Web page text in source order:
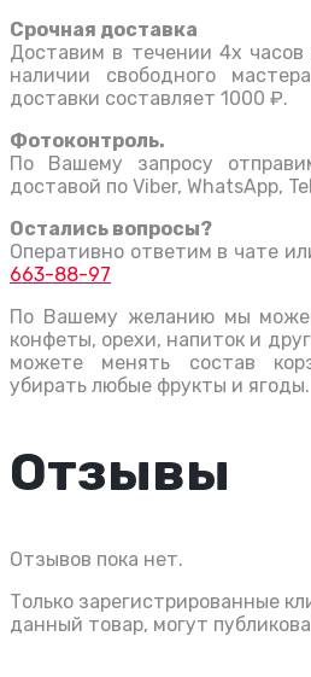
Срочная доставка
Доставим в течении 4х
наличии свободного
доставки составляет 1000 ₽.
Фотоконтроль.
По Вашему запросу
доставой по Viber, WhatsApp,
Остались вопросы?
Оперативно ответим в чате
663-88-97
По Вашему желанию мы
конфеты, орехи, напиток и
можете менять состав
убирать любые фрукты и ягоды.
Отзывы
Отзывов пока нет.
Только зарегистрированные
данный товар, могут